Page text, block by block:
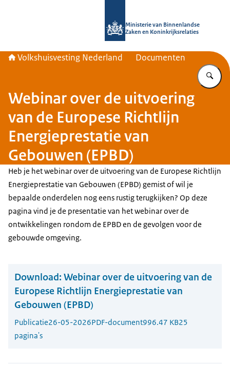
Ministerie van Binnenlandse
Zaken en Koninkrijksrelaties
Volkshuisvesting Nederland Documenten
Webinar over de uitvoering
van de Europese Richtlijn
Energieprestatie van
Gebouwen (EPBD)
Heb je het webinar over de uitvoering van de Europese Richtlijn
Energieprestatie van Gebouwen (EPBD) gemist of wil je
bepaalde onderdelen nog eens rustig terugkijken? Op deze
pagina vind je de presentatie van het webinar over de
ontwikkelingen rondom de EPBD en de gevolgen voor de
gebouwde omgeving.
Download: Webinar over de uitvoering van de
Europese Richtlijn Energieprestatie van
Gebouwen (EPBD)
Publicatie26-05-2026PDF-document996.47 KB25
pagina's